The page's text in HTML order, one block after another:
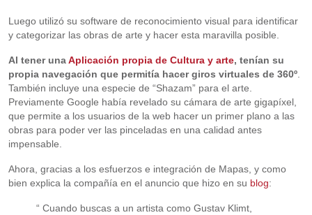
Luego utilizó su software de reconocimiento visual para identificar
y categorizar las obras de arte y hacer esta maravilla posible.
Al tener unaAplicación propia de Cultura y arte, tenían su
propia navegación que permitía hacer giros virtuales de 360º.
También incluye una especie de “Shazam” para el arte.
Previamente Google había revelado su cámara de arte gigapíxel,
que permite a los usuarios de la web hacer un primer plano a las
obras para poder ver las pinceladas en una calidad antes
impensable.
Ahora, gracias a los esfuerzos e integración de Mapas, y como
bien explica la compañía en el anuncio que hizo en su blog:
“ Cuando buscas a un artista como Gustav Klimt,